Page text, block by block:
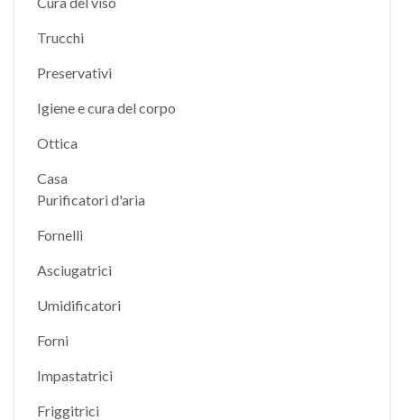
Trucchi
Preservativi
Igiene e cura del corpo
Ottica
Casa
Purificatori d'aria
Fornelli
Asciugatrici
Umidificatori
Forni
Impastatrici
Friggitrici